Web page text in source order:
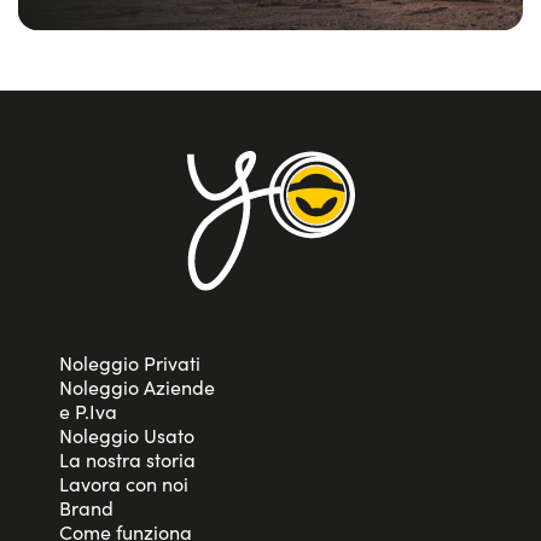
supporto commerciale per facilitare il tuo successo.
insieme a noi, consolidando la tua posizione nel
Se ti interessa far crescere il tuo business e far parte di
una rete di successo, unisciti a noi come Partner - scrivici
Noleggio Privati
Noleggio Aziende
e P.Iva
Noleggio Usato
La nostra storia
Lavora con noi
Brand
Come funziona